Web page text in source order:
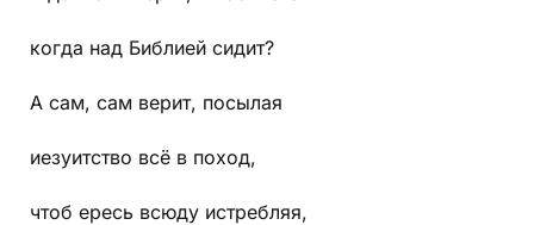
когда над Библией сидит?
А сам, сам верит, посылая
иезуитство всё в поход,
чтоб ересь всюду истребляя,